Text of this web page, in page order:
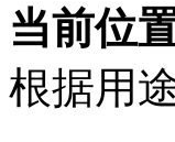
当前位
根据用